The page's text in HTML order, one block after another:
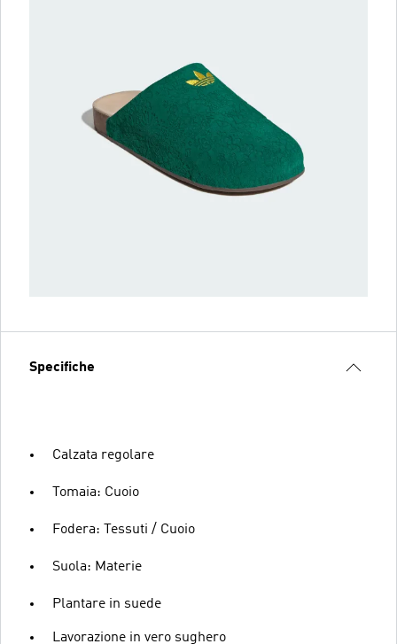
Specifiche
Calzata regolare
Tomaia: Cuoio
Fodera: Tessuti / Cuoio
Suola: Materie
Plantare in suede
Lavorazione in vero sughero